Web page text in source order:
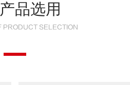
品选用
PRODUCT SELECTION